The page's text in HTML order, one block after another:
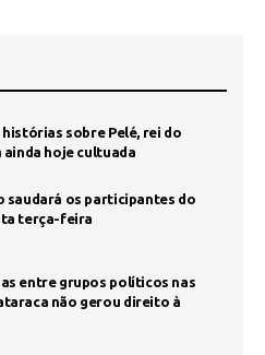
histórias sobre Pelé, rei do
hoje cultuada
saudará os participantes do
terça-feira
entre grupos políticos nas
não gerou direito à